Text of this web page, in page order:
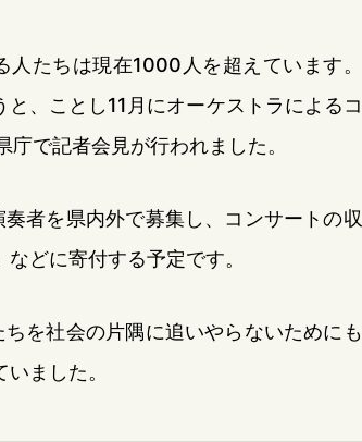
たちは現在1000人を超えています。
、ことし11月にオーケストラによるコ
で記者会見が行われました。
者を県内外で募集し、コンサートの収
どに寄付する予定です。
を社会の片隅に追いやらないためにも
ました。